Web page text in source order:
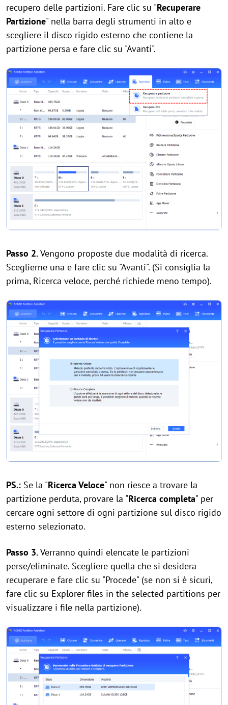
recupero delle partizioni. Fare clic su "Recuperare
Partizione" nella barra degli strumenti in alto e
scegliere il disco rigido esterno che contiene la
partizione persa e fare clic su "Avanti".
Passo 2.Vengono proposte due modalità di ricerca.
Sceglierne una e fare clic su "Avanti". (Si consiglia la
prima, Ricerca veloce, perché richiede meno tempo).
PS.: Se la "Ricerca Veloce" non riesce a trovare la
partizione perduta, provare la "Ricerca completa" per
cercare ogni settore di ogni partizione sul disco rigido
esterno selezionato.
Passo 3.Verranno quindi elencate le partizioni
perse/eliminate. Scegliere quella che si desidera
recuperare e fare clic su "Procede" (se non si è sicuri,
fare clic su Explorer files in the selected partitions per
visualizzare i file nella partizione).